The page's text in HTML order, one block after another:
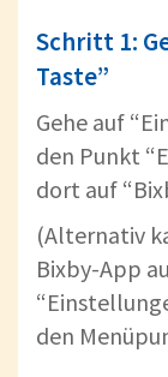
Schritt 1:
Taste”
Gehe auf
den Punkt
dort auf
(Alternativ
Bixby-App
den